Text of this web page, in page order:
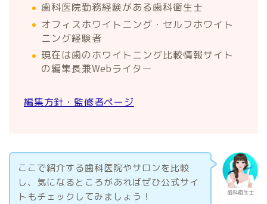
歯科医院勤務経験がある歯科衛生士
オフィスホワイトニング・セルフホワイト
ニング経験者
現在は歯のホワイトニング比較情報サイト
の編集長兼Webライター
編集方針・監修者ページ
歯科衛生士
ここで紹介する歯科医院やサロンを比較
し、気になるところがあればぜひ公式サイ
トもチェックしてみましょう！